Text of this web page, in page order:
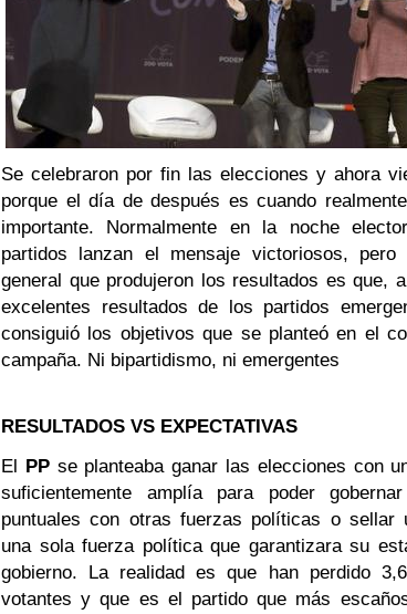
Se celebraron por fin las elecciones y ahora
porque el día de después es cuando
importante. Normalmente en la noche
partidos lanzan el mensaje victoriosos, pero
general que produjeron los resultados es que,
excelentes resultados de los partidos
consiguió los objetivos que se planteó en el
campaña. Ni bipartidismo, ni emergentes
RESULTADOS VS EXPECTATIVAS
El PPse planteaba ganar las elecciones con
suficientemente amplía para poder
puntuales con otras fuerzas políticas o sellar
una sola fuerza política que garantizara su
gobierno. La realidad es que han perdido
votantes y que es el partido que más